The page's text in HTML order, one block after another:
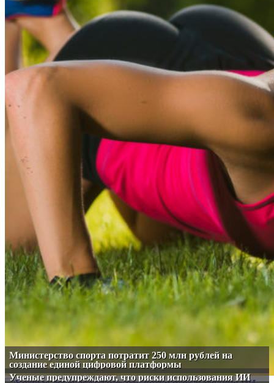
Министерство спорта потратит 250 млн рублей на
создание единой цифровой платформы
Ученые предупреждают, что риски использования ИИ